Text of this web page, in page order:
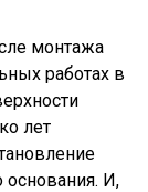
монтажа
работах в
лет
основания. И,